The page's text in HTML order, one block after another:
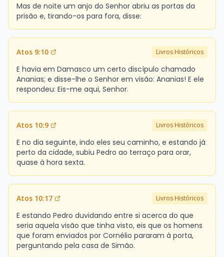
Mas de noite um anjo do Senhor abriu as portas da
prisão e, tirando-os para fora, disse:
Atos 9:10 Livros Históricos
E havia em Damasco um certo discípulo chamado
Ananias; e disse-lhe o Senhor em visão: Ananias! E ele
respondeu: Eis-me aqui, Senhor.
Atos 10:9 Livros Históricos
E no dia seguinte, indo eles seu caminho, e estando já
perto da cidade, subiu Pedro ao terraço para orar,
quase à hora sexta.
Atos 10:17 Livros Históricos
E estando Pedro duvidando entre si acerca do que
seria aquela visão que tinha visto, eis que os homens
que foram enviados por Cornélio pararam à porta,
perguntando pela casa de Simão.